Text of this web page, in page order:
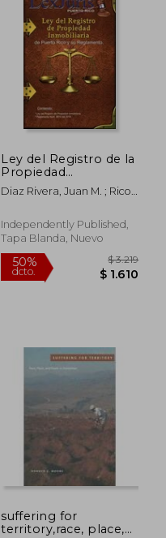
50%
dcto.
dcto.
Ley del Registro de la
Propiedad
Inmobiliaria de
Puerto Rico y
Núm. 210 de 8 de
diciembre de 2015,
su Reglamento.
Diaz Rivera, Juan M. ; Rico,
Independently Published,
Tapa Blanda, Nuevo
suffering for
territory,race, place,